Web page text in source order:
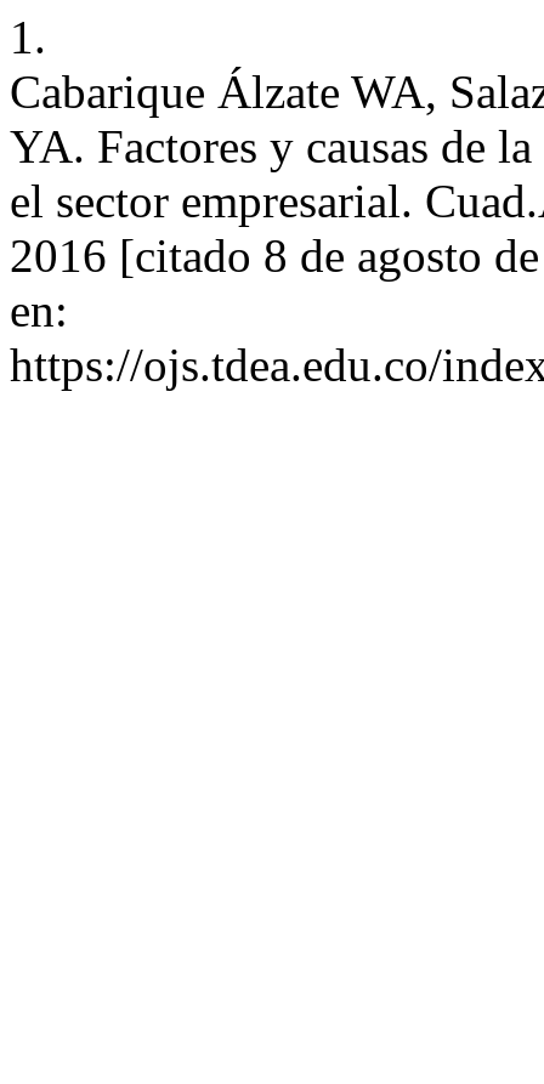
1.
Cabarique Álzate WA,
YA. Factores y causas de
el sector empresarial.
2016 [citado 8 de agosto
en:
https://ojs.tdea.edu.co/